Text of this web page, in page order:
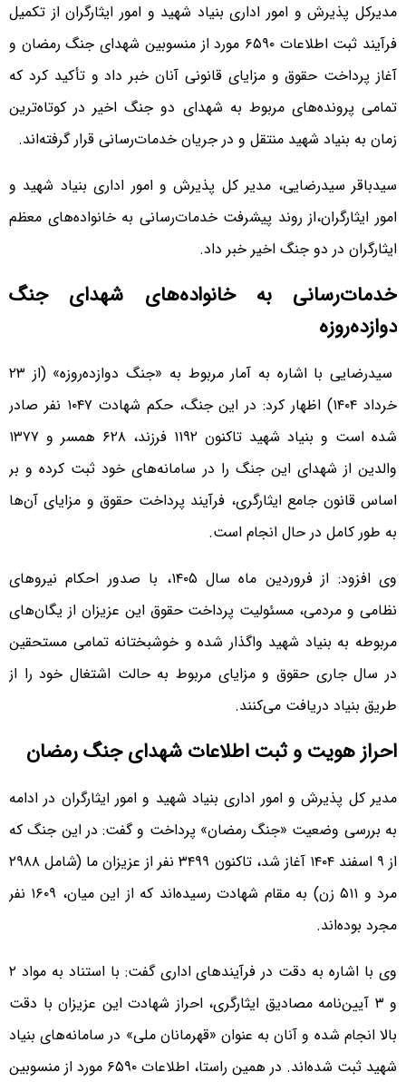
مدیرکل پذیرش و امور اداری بنیاد شهید و امور ایثارگران از تکمیل
فرآیند ثبت اطلاعات ۶۵۹۰ مورد از منسوبین شهدای جنگ رمضان و
آغاز پرداخت حقوق و مزایای قانونی آنان خبر داد و تأکید کرد که
تمامی پرونده‌های مربوط به شهدای دو جنگ اخیر در کوتاه‌ترین
زمان به بنیاد شهید منتقل و در جریان خدمات‌رسانی قرار گرفته‌اند.
سیدباقر سیدرضایی، مدیر کل پذیرش و امور اداری بنیاد شهید و
امور ایثارگران،از روند پیشرفت خدمات‌رسانی به خانواده‌های معظم
ایثارگران در دو جنگ اخیر خبر داد.
خدمات‌رسانی به خانواده‌های شهدای جنگ
دوازده‌روزه
سیدرضایی با اشاره به آمار مربوط به «جنگ دوازده‌روزه» (از ۲۳
خرداد ۱۴۰۴) اظهار کرد: در این جنگ، حکم شهادت ۱۰۴۷ نفر صادر
شده است و بنیاد شهید تاکنون ۱۱۹۲ فرزند، ۶۲۸ همسر و ۱۳۷۷
والدین از شهدای این جنگ را در سامانه‌های خود ثبت کرده و بر
اساس قانون جامع ایثارگری، فرآیند پرداخت حقوق و مزایای آن‌ها
به طور کامل در حال انجام است.
وی افزود: از فروردین ماه سال ۱۴۰۵، با صدور احکام نیروهای
نظامی و مردمی، مسئولیت پرداخت حقوق این عزیزان از یگان‌های
مربوطه به بنیاد شهید واگذار شده و خوشبختانه تمامی مستحقین
در سال جاری حقوق و مزایای مربوط به حالت اشتغال خود را از
طریق بنیاد دریافت می‌کنند.
احراز هویت و ثبت اطلاعات شهدای جنگ رمضان
مدیر کل پذیرش و امور اداری بنیاد شهید و امور ایثارگران در ادامه
به بررسی وضعیت «جنگ رمضان» پرداخت و گفت: در این جنگ که
از ۹ اسفند ۱۴۰۴ آغاز شد، تاکنون ۳۴۹۹ نفر از عزیزان ما (شامل ۲۹۸۸
مرد و ۵۱۱ زن) به مقام شهادت رسیده‌اند که از این میان، ۱۶۰۹ نفر
مجرد بوده‌اند.
وی با اشاره به دقت در فرآیندهای اداری گفت: با استناد به مواد ۲
و ۳ آیین‌نامه مصادیق ایثارگری، احراز شهادت این عزیزان با دقت
بالا انجام شده و آنان به عنوان «قهرمانان ملی» در سامانه‌های بنیاد
شهید ثبت شده‌اند. در همین راستا، اطلاعات ۶۵۹۰ مورد از منسوبین